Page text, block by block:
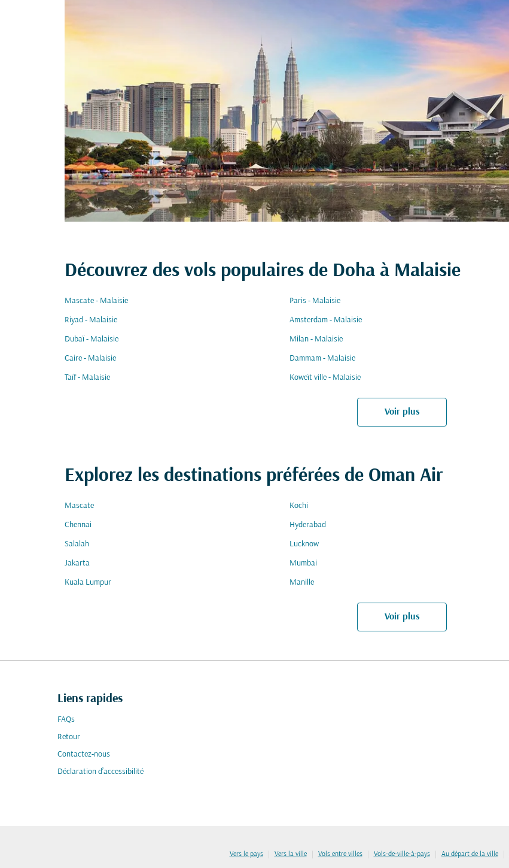
Découvrez des vols populaires de Doha à Malaisie
Mascate - Malaisie Paris - Malaisie
Riyad - Malaisie Amsterdam - Malaisie
Dubaï - Malaisie Milan - Malaisie
Caire - Malaisie Dammam - Malaisie
Taïf - Malaisie Koweït ville - Malaisie
Voir plus
Explorez les destinations préférées de Oman Air
Mascate Kochi
Chennai Hyderabad
Salalah Lucknow
Jakarta Mumbai
Kuala Lumpur Manille
Voir plus
Liens rapides
FAQs
Retour
Contactez-nous
Déclaration d’accessibilité
Vers le pays | Vers la ville | Vols entre villes | Vols-de-ville-à-pays | Au départ de la ville |